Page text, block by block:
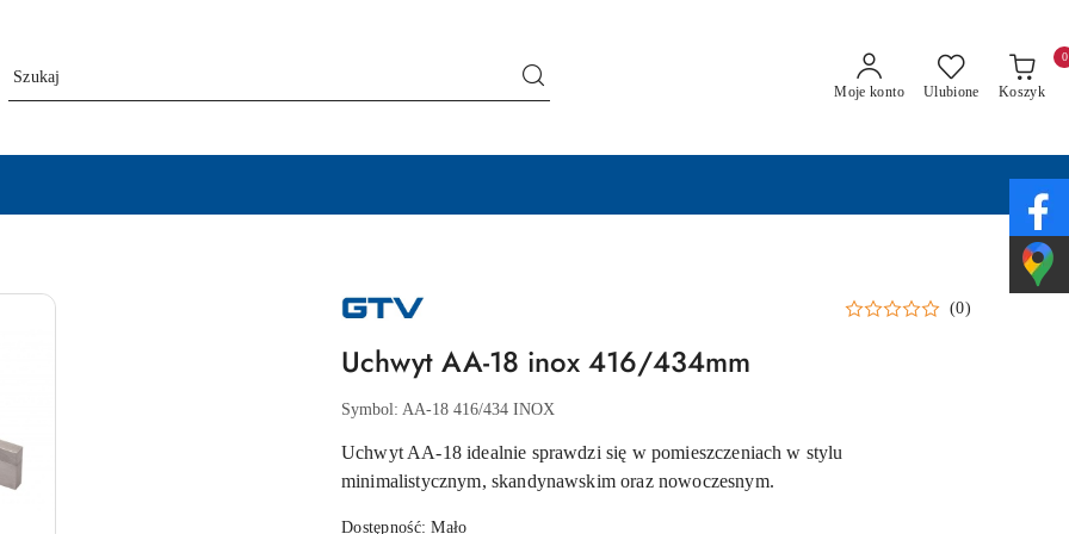
Moje konto Ulubione Koszyk
0
NAZWA
PRODUCENTA:
(0)
Uchwyt AA-18 inox 416/434mm
Symbol: AA-18 416/434 INOX
Uchwyt AA-18 idealnie sprawdzi się w pomieszczeniach w stylu
minimalistycznym, skandynawskim oraz nowoczesnym.
Dostępność:Mało